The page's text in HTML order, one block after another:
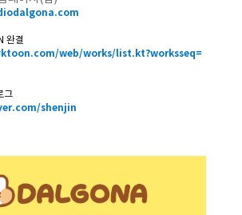
완결
web/works/list.kt?worksseq=
그
shenjin